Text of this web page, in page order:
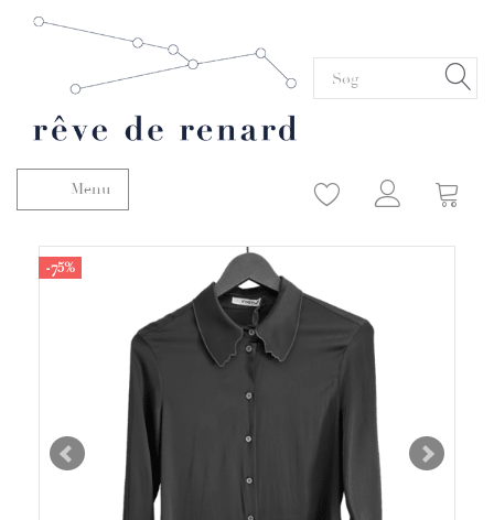
Skifte navigation
Menu
-75%